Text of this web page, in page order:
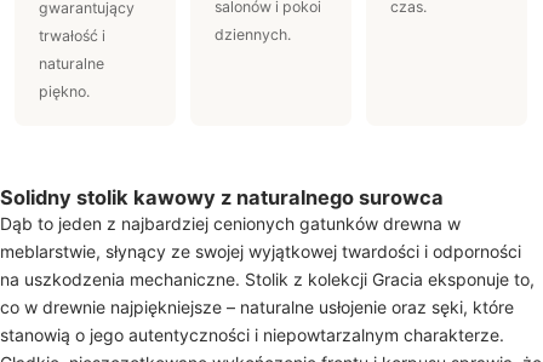
gwarantujący
trwałość i
naturalne
piękno.
salonów i pokoi
dziennych.
czas.
Solidny stolik kawowy z naturalnego surowca
Dąb to jeden z najbardziej cenionych gatunków drewna w
meblarstwie, słynący ze swojej wyjątkowej twardości i odporności
na uszkodzenia mechaniczne. Stolik z kolekcji Gracia eksponuje to,
co w drewnie najpiękniejsze – naturalne usłojenie oraz sęki, które
stanowią o jego autentyczności i niepowtarzalnym charakterze.